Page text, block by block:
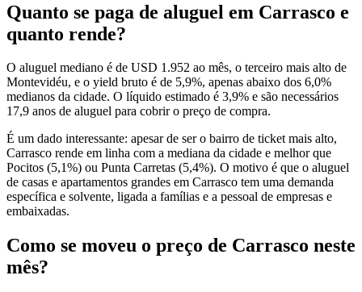
Quanto se paga de aluguel em Carrasco e
quanto rende?
O aluguel mediano é de USD 1.952 ao mês, o terceiro mais alto de
Montevidéu, e o yield bruto é de 5,9%, apenas abaixo dos 6,0%
medianos da cidade. O líquido estimado é 3,9% e são necessários
17,9 anos de aluguel para cobrir o preço de compra.
É um dado interessante: apesar de ser o bairro de ticket mais alto,
Carrasco rende em linha com a mediana da cidade e melhor que
Pocitos (5,1%) ou Punta Carretas (5,4%). O motivo é que o aluguel
de casas e apartamentos grandes em Carrasco tem uma demanda
específica e solvente, ligada a famílias e a pessoal de empresas e
embaixadas.
Como se moveu o preço de Carrasco neste
mês?